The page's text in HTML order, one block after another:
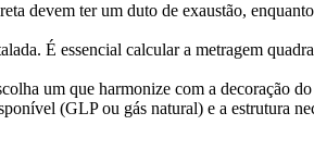
devem ter um duto de exaustão,
É essencial calcular a metragem
um que harmonize com a decoração do
(GLP ou gás natural) e a estrutura